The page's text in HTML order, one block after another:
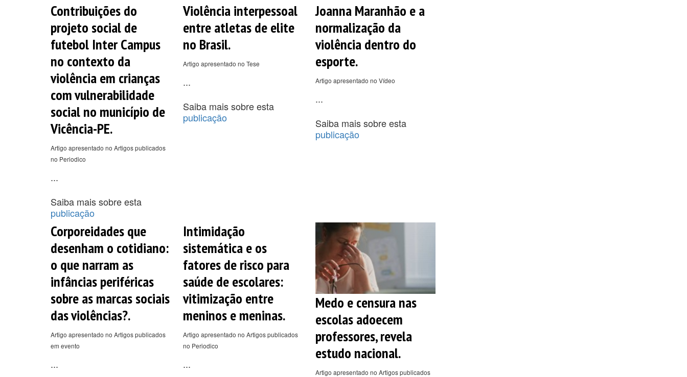
Contribuições do
projeto social de
futebol Inter Campus
no contexto da
violência em crianças
com vulnerabilidade
social no município de
Vicência-PE.
Artigo apresentado no Artigos publicados
no Periodico
...
Saiba mais sobre esta
publicação
Violência interpessoal
entre atletas de elite
no Brasil.
Artigo apresentado no Tese
...
Saiba mais sobre esta
publicação
Joanna Maranhão e a
normalização da
violência dentro do
esporte.
Artigo apresentado no Vídeo
...
Saiba mais sobre esta
publicação
Corporeidades que
desenham o cotidiano:
o que narram as
infâncias periféricas
sobre as marcas sociais
das violências?.
Artigo apresentado no Artigos publicados
em evento
...
Intimidação
sistemática e os
fatores de risco para
saúde de escolares:
vitimização entre
meninos e meninas.
Artigo apresentado no Artigos publicados
no Periodico
...
Medo e censura nas
escolas adoecem
professores, revela
estudo nacional.
Artigo apresentado no Artigos publicados